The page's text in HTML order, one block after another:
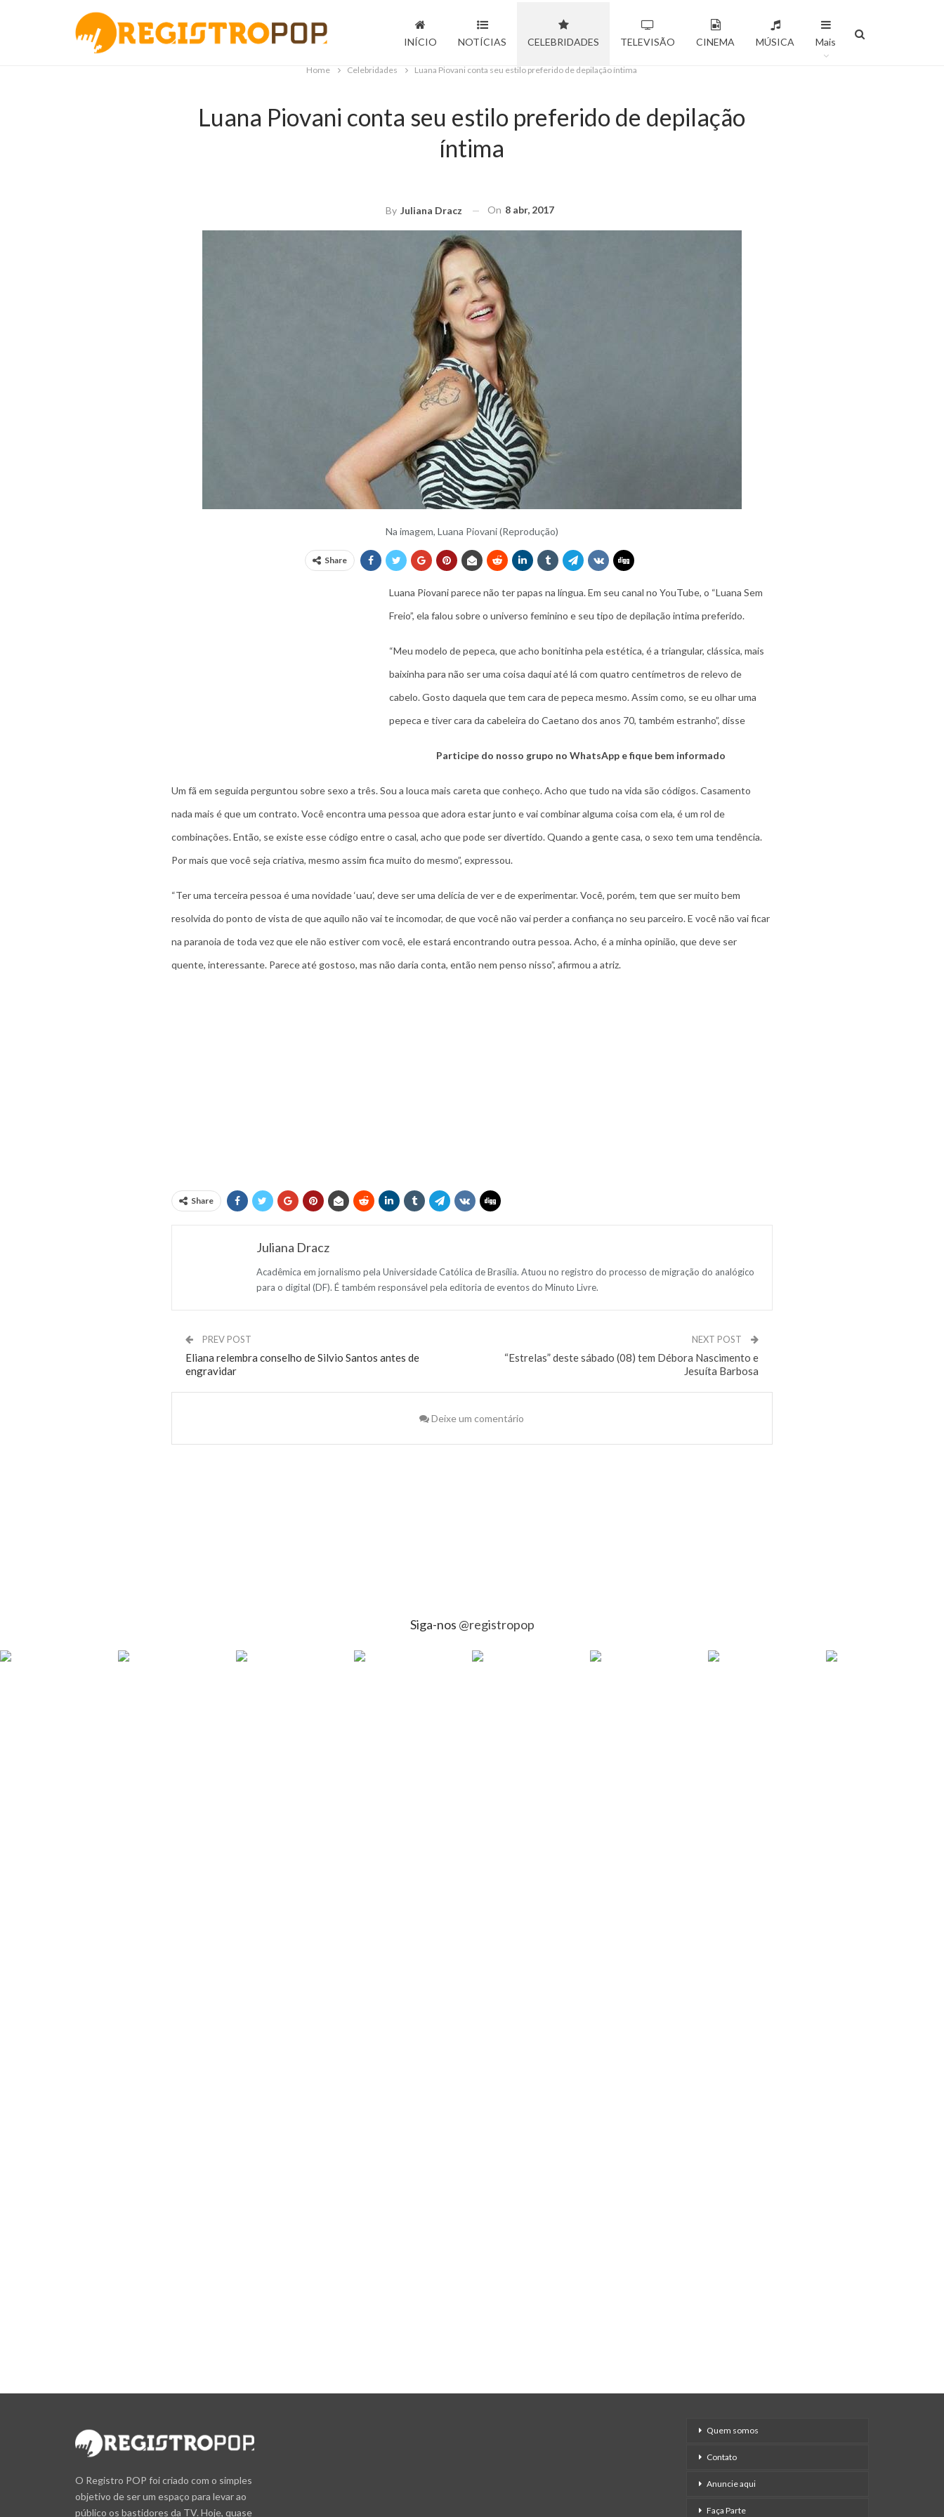
INÍCIO NOTÍCIAS CELEBRIDADES TELEVISÃO CINEMA MÚSICA Mais
Home Celebridades Luana Piovani conta seu estilo preferido de depilação íntima
Luana Piovani conta seu estilo preferido de depilação
íntima
By Juliana Dracz On 8 abr, 2017
Na imagem, Luana Piovani (Reprodução)
Share
Luana Piovani parece não ter papas na língua. Em seu canal no YouTube, o “Luana Sem
Freio”, ela falou sobre o universo feminino e seu tipo de depilação intima preferido.
“Meu modelo de pepeca, que acho bonitinha pela estética, é a triangular, clássica, mais
baixinha para não ser uma coisa daqui até lá com quatro centímetros de relevo de
cabelo. Gosto daquela que tem cara de pepeca mesmo. Assim como, se eu olhar uma
pepeca e tiver cara da cabeleira do Caetano dos anos 70, também estranho”, disse
Participe do nosso grupo no WhatsApp e fique bem informado
Um fã em seguida perguntou sobre sexo a três. Sou a louca mais careta que conheço. Acho que tudo na vida são códigos. Casamento
nada mais é que um contrato. Você encontra uma pessoa que adora estar junto e vai combinar alguma coisa com ela, é um rol de
combinações. Então, se existe esse código entre o casal, acho que pode ser divertido. Quando a gente casa, o sexo tem uma tendência.
Por mais que você seja criativa, mesmo assim fica muito do mesmo”, expressou.
“Ter uma terceira pessoa é uma novidade ‘uau’, deve ser uma delícia de ver e de experimentar. Você, porém, tem que ser muito bem
resolvida do ponto de vista de que aquilo não vai te incomodar, de que você não vai perder a confiança no seu parceiro. E você não vai ficar
na paranoia de toda vez que ele não estiver com você, ele estará encontrando outra pessoa. Acho, é a minha opinião, que deve ser
quente, interessante. Parece até gostoso, mas não daria conta, então nem penso nisso”, afirmou a atriz.
Share
Juliana Dracz
Acadêmica em jornalismo pela Universidade Católica de Brasília. Atuou no registro do processo de migração do analógico
para o digital (DF). É também responsável pela editoria de eventos do Minuto Livre.
PREV POST
Eliana relembra conselho de Silvio Santos antes de
engravidar
NEXT POST
“Estrelas” deste sábado (08) tem Débora Nascimento e
Jesuíta Barbosa
Deixe um comentário
Siga-nos @registropop
O Registro POP foi criado com o simples
objetivo de ser um espaço para levar ao
público os bastidores da TV. Hoje, quase
Quem somos
Contato
Anuncie aqui
Faça Parte